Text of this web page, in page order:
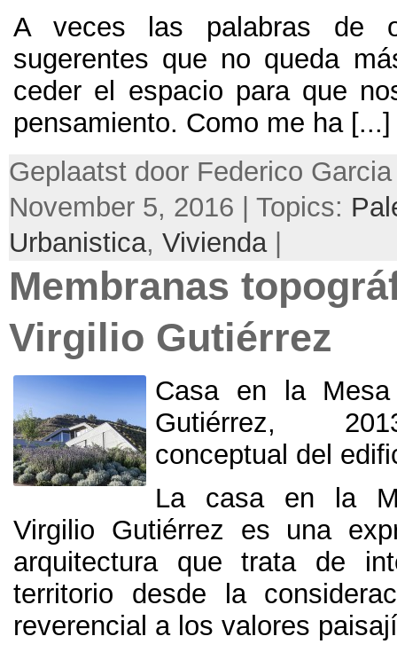
A veces las palabras de
sugerentes que no queda
ceder el espacio para que
pensamiento. Como me ha[...]
Geplaatst door Federico
November 5, 2016 | Topics:
Urbanistica, Vivienda|
Membranas
Virgilio Gutiérrez
Casa en la
Gutiérrez,
conceptual del
La casa en la
Virgilio Gutiérrez es una
arquitectura que trata de
territorio desde la
reverencial a los valores